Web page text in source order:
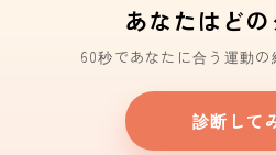
あなたはどの
60秒であなたに合う運動
診断して